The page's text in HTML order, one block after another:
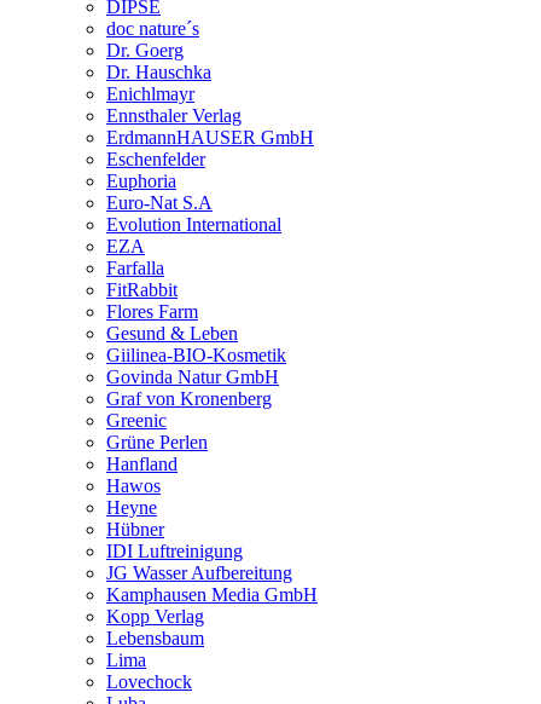
DIPSE
doc nature´s
Dr. Goerg
Dr. Hauschka
Enichlmayr
Ennsthaler Verlag
ErdmannHAUSER GmbH
Eschenfelder
Euphoria
Euro-Nat S.A
Evolution International
EZA
Farfalla
FitRabbit
Flores Farm
Gesund & Leben
Giilinea-BIO-Kosmetik
Govinda Natur GmbH
Graf von Kronenberg
Greenic
Grüne Perlen
Hanfland
Hawos
Heyne
Hübner
IDI Luftreinigung
JG Wasser Aufbereitung
Kamphausen Media GmbH
Kopp Verlag
Lebensbaum
Lima
Lovechock